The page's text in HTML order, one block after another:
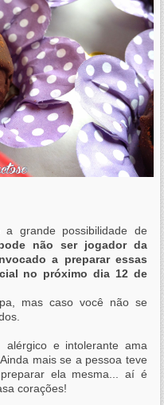
grande possibilidade de
não ser jogador da
a preparar essas
no próximo dia 12 de
mas caso você não se
e intolerante ama
mais se a pessoa teve
ela mesma... aí é
corações!